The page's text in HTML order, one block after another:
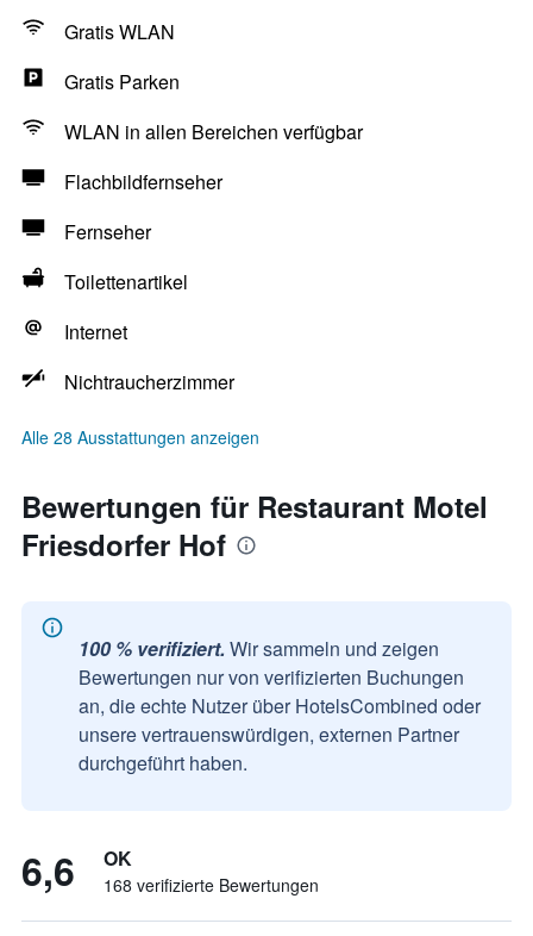
Gratis WLAN
Gratis Parken
WLAN in allen Bereichen verfügbar
Flachbildfernseher
Fernseher
Toilettenartikel
Internet
Nichtraucherzimmer
Alle 28 Ausstattungen anzeigen
Bewertungen für Restaurant Motel
Friesdorfer Hof
100 % verifiziert. Wir sammeln und zeigen
Bewertungen nur von verifizierten Buchungen
an, die echte Nutzer über HotelsCombined oder
unsere vertrauenswürdigen, externen Partner
durchgeführt haben.
6,6 OK
168 verifizierte Bewertungen